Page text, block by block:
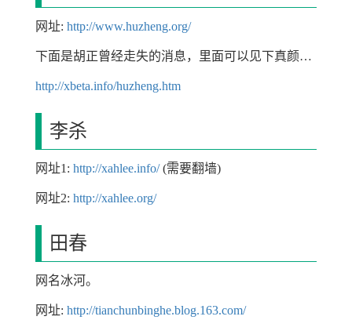
网址: http://www.huzheng.org/
下面是胡正曾经走失的消息，里面可以见下真颜…
http://xbeta.info/huzheng.htm
李杀
网址1: http://xahlee.info/(需要翻墙)
网址2: http://xahlee.org/
田春
网名冰河。
网址: http://tianchunbinghe.blog.163.com/